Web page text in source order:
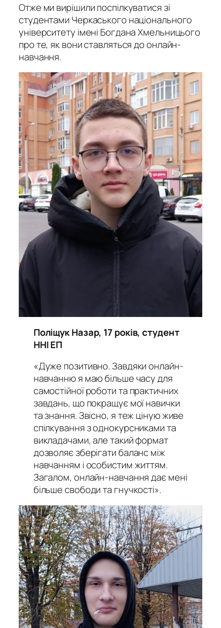
Отже ми вирішили поспілкуватися зі
студентами Черкаського національного
університету імені Богдана Хмельницього
про те, як вони ставляться до онлайн-
навчання.
Поліщук Назар, 17 років, студент
ННІ ЕП
«Дуже позитивно. Завдяки онлайн-
навчанню я маю більше часу для
самостійної роботи та практичних
завдань, що покращує мої навички
та знання. Звісно, я теж ціную живе
спілкування з однокурсниками та
викладачами, але такий формат
дозволяє зберігати баланс між
навчанням і особистим життям.
Загалом, онлайн-навчання дає мені
більше свободи та гнучкості».